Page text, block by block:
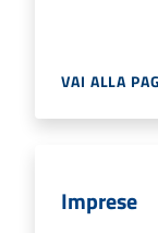
VAI ALLA
Imprese